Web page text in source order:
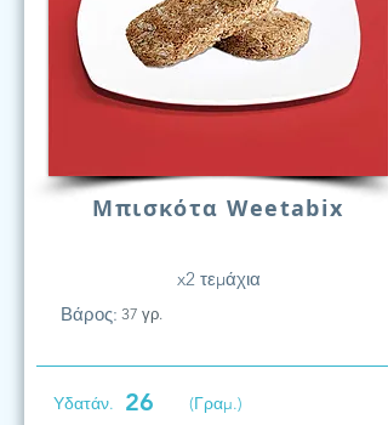
Μπισκότα Weetabix
x2 τεμάχια
Βάρος: 37 γρ.
Υδατάν. 26 (Γραμ.)